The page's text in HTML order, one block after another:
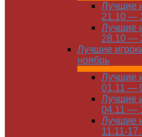
Лучшие
21.10 —
Лучшие
28.10 —
Лучшие
ноябрь
Лучшие
01.11 —
Лучшие
04.11 —
Лучшие
11.11-